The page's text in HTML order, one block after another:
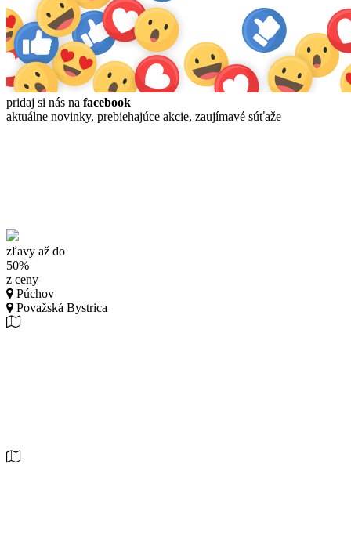
pridaj si nás na facebook
aktuálne novinky, prebiehajúce akcie, zaujímavé súťaže
zľavy až do
50%
z ceny
Púchov
Považská Bystrica